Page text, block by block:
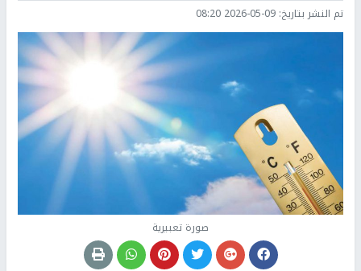
تم النشر بتاريخ: 2026-05-09 08:20
صورة تعبيرية